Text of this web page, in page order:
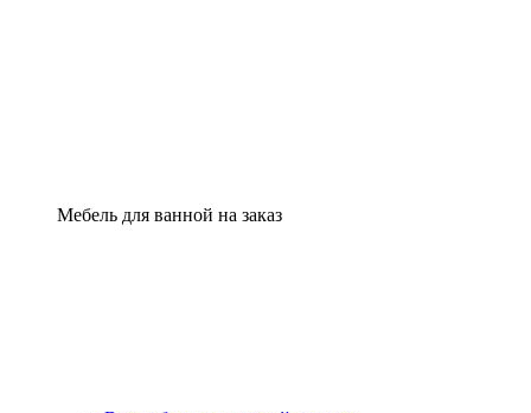
Мебель для ванной на заказ